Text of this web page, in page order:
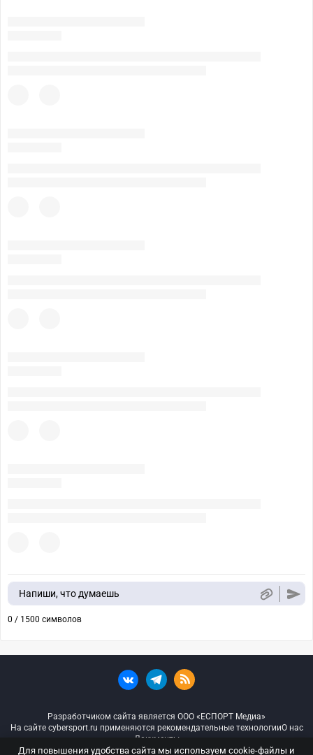
Напиши, что думаешь
0 / 1500 символов
Разработчиком сайта является ООО «ЕСПОРТ Медиа»
На сайте cybersport.ru применяются рекомендательные технологииО нас
Документы
Для повышения удобства сайта мы используем cookie-файлы и